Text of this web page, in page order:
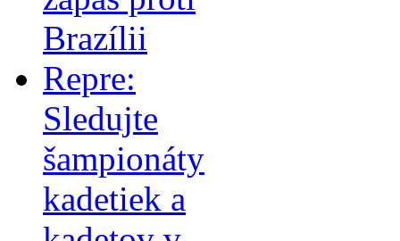
Brazílii
Repre:
Sledujte
šampionáty
kadetiek a